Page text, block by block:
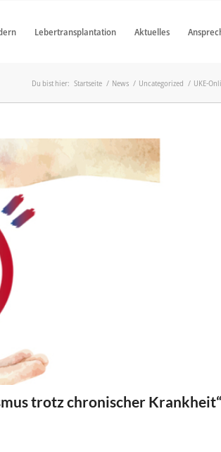
Lebertransplantation Aktuelles
Du bist hier: Startseite / News / Uncategorized / UKE-
trotz chronischer